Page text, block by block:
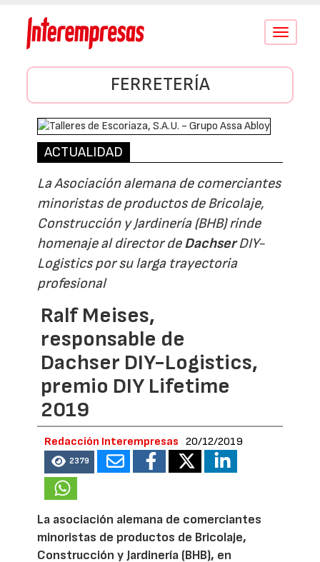
Conmutar
FERRETERÍA
ACTUALIDAD
La Asociación alemana de comerciantes
minoristas de productos de Bricolaje,
Construcción y Jardinería (BHB) rinde
homenaje al director deDachserDIY-
Logistics por su larga trayectoria
profesional
Ralf Meises,
responsable de
Dachser DIY-Logistics,
premio DIY Lifetime
2019
Redacción Interempresas 20/12/2019
2379
La asociación alemana de comerciantes
minoristas de productos de Bricolaje,
Construcción y Jardinería (BHB), en